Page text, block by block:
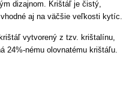
dizajnom. Krištáľ je čistý,
aj na väčšie veľkosti kytíc.
vytvorený z tzv. krištalínu,
24%-nému olovnatému krištáľu.